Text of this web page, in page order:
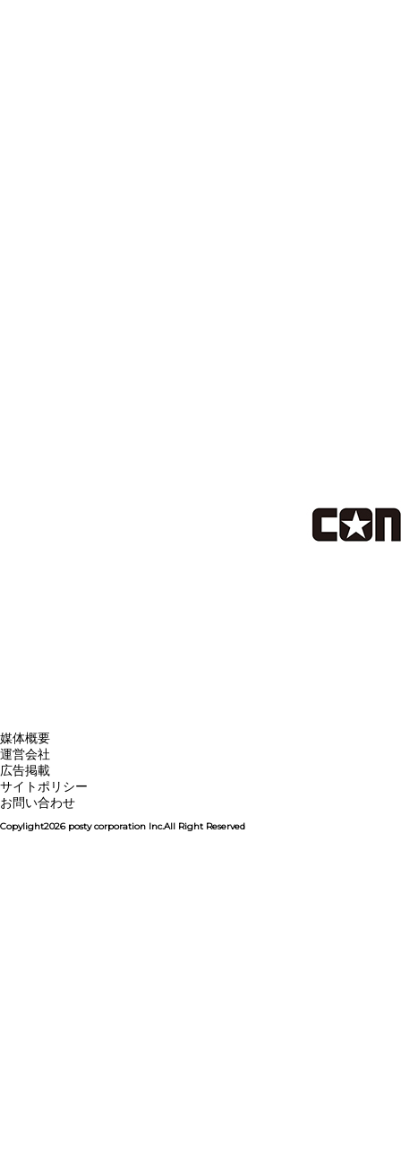
媒体概要
運営会社
広告掲載
サイトポリシー
お問い合わせ
Copylight2026 posty corporation Inc.All Right Reserved